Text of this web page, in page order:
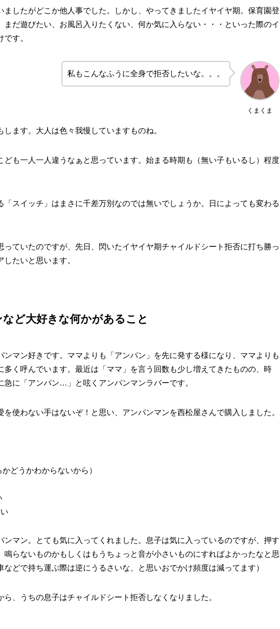
ましたがどこか他人事でした。しかし、やってきましたイヤイヤ期。保育園登
まだ遊びたい、お風呂入りたくない、何か気に入らない・・・といった際のイ
す。
くまくま
私もこんなふうに全身で拒否したいな。。。
ます。大人は色々我慢していますものね。
ども一人一人違うなぁと思っています。始まる時期も（無い子もいるし）程度
「スイッチ」はまさに千差万別なのでは無いでしょうか。日によっても変わる
っていたのですが、先日、閃いたイヤイヤ期チャイルドシート拒否に打ち勝っ
たいと思います。
ど大好きな何かがあること
ンマン好きです。ママよりも「アンパン」を先に発する様になり、ママよりも
多く呼んでいます。最近は「ママ」を言う回数も少し増えてきたものの、時
急に「アンパン…」と呟くアンパンマンラバーです。
を使わない手はないぞ！と思い、アンパンマンを西松屋さんで購入しました。
どうかわからないから）
ンマン。とても気に入ってくれました。息子は気に入っているのですが、押す
鳴らないものかもしくはもうちょっと音が小さいものにすればよかったなと思
などで持ち運ぶ際は逆にうるさいな、と思いおでかけ頻度は減ってます）
ら、うちの息子はチャイルドシート拒否しなくなりました。